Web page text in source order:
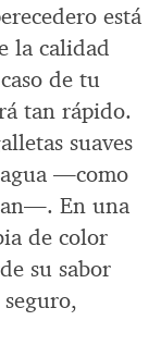
está
la calidad
de tu
tan rápido.
suaves
—como
En una
de color
su sabor